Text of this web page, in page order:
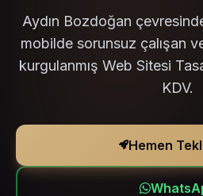
Aydın Bozdoğan
mobilde sorunsuz çalışan
kurgulanmış Web Sitesi
KDV.
Hemen